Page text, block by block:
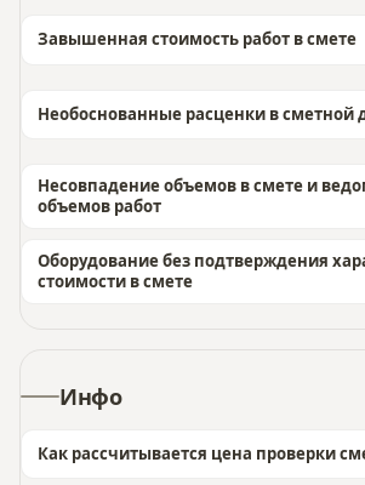
Завышенная стоимость работ в смете
Необоснованные расценки в сметной
Несовпадение объемов в смете и
объемов работ
Оборудование без подтверждения
стоимости в смете
Инфо
Как рассчитывается цена проверки